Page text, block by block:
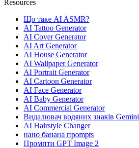
Resources
Що таке AI ASMR?
AI Tattoo Generator
AI Cover Generator
AI Art Generator
AI House Generator
AI Wallpaper Generator
AI Portrait Generator
AI Cartoon Generator
AI Face Generator
AI Baby Generator
AI Commercial Generator
Видалювач водяних знаків Gemini
AI Hairstyle Changer
нано банана проmpts
Промпти GPT Image 2